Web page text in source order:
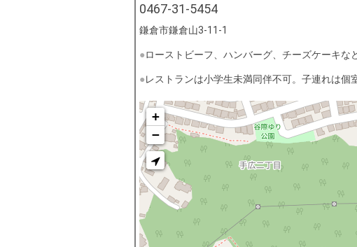
0467-31-5454
鎌倉市鎌倉山3-11-1
ローストビーフ、ハンバーグ、チーズケーキな
レストランは小学生未満同伴不可。子連れは個
+
−